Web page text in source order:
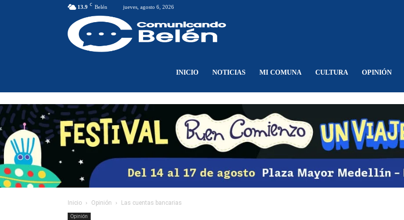
13.9 C Belén jueves, agosto 6, 2026
Belén
INICIO NOTICIAS MI COMUNA CULTURA OPINIÓN
Inicio Opinión Las cuentas bancarias
Opinión